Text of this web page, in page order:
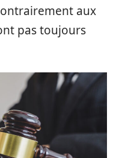
aux
pas toujours